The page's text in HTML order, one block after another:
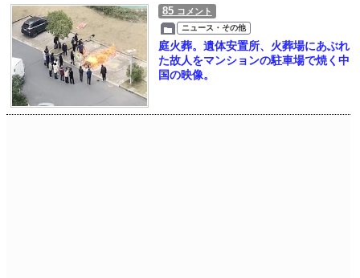
85 コメント
ニュース・その他
庭火葬。遺体安置所、火葬場にあぶれ
た故人をマンションの駐車場で焼く中
国の映像。